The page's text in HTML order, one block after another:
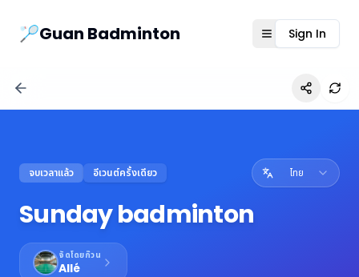
Guanbad App
🏸Guan Badminton Open menu
Sign In
จบเวลาแล้ว อีเวนต์ครั้งเดียว ไทย
Sunday badminton
จัดโดยก๊วน
Allé